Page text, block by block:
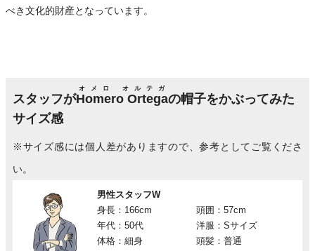
べき文化的財産となっています。
スタッフがHomero Ortega
オメロ オルテガ
の帽子をかぶってみた
サイズ感
※サイズ感には個人差がありますので、参考としてご覧くださ
い。
男性スタッフW
身長：166cm
年代：50代
体格：細身
頭囲：57cm
洋服：Sサイズ
頭髪：普通